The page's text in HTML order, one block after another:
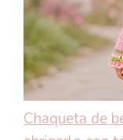
Chaqueta de